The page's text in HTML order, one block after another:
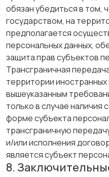
обязан убедиться в том,
государством, на
предполагается
персональных данных,
защита прав субъектов
Трансграничная
территории
вышеуказанным
только в случае наличия
форме субъекта
трансграничную
и/или исполнения
является субъект
8.